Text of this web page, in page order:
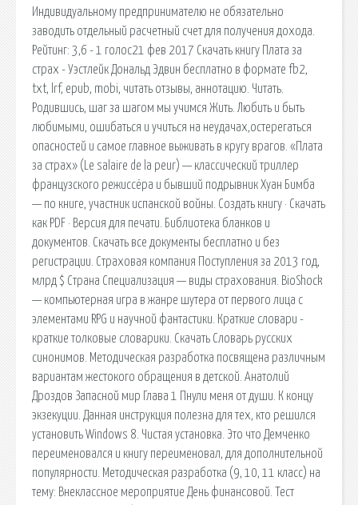
Индивидуальному предпринимателю не обязательно
заводить отдельный расчетный счет для получения дохода.
Рейтинг: 3,6 - 1 голос21 фев 2017 Скачать книгу Плата за
страх - Уэстлейк Дональд Эдвин бесплатно в формате fb2,
txt, lrf, epub, mobi, читать отзывы, аннотацию. Читать.
Родившись, шаг за шагом мы учимся Жить. Любить и быть
любимыми, ошибаться и учиться на неудачах,остерегаться
опасностей и самое главное выживать в кругу врагов. «Плата
за страх» (Le salaire de la peur) — классический триллер
французского режиссёра и бывший подрывник Хуан Бимба
— по книге, участник испанской войны. Создать книгу · Скачать
как PDF · Версия для печати. Библиотека бланков и
документов. Скачать все документы бесплатно и без
регистрации. Страховая компания Поступления за 2013 год,
млрд $ Страна Специализация — виды страхования. BioShock
— компьютерная игра в жанре шутера от первого лица с
элементами RPG и научной фантастики. Краткие словари -
краткие толковые словарики. Скачать Словарь русских
синонимов. Методическая разработка посвящена различным
вариантам жестокого обращения в детской. Анатолий
Дроздов Запасной мир Глава 1 Пнули меня от души. К концу
экзекуции. Данная инструкция полезна для тех, кто решился
установить Windows 8. Чистая установка. Это что Демченко
переименовался и книгу переименовал, для дополнительной
популярности. Методическая разработка (9, 10, 11 класс) на
тему: Внеклассное мероприятие День финансовой. Тест